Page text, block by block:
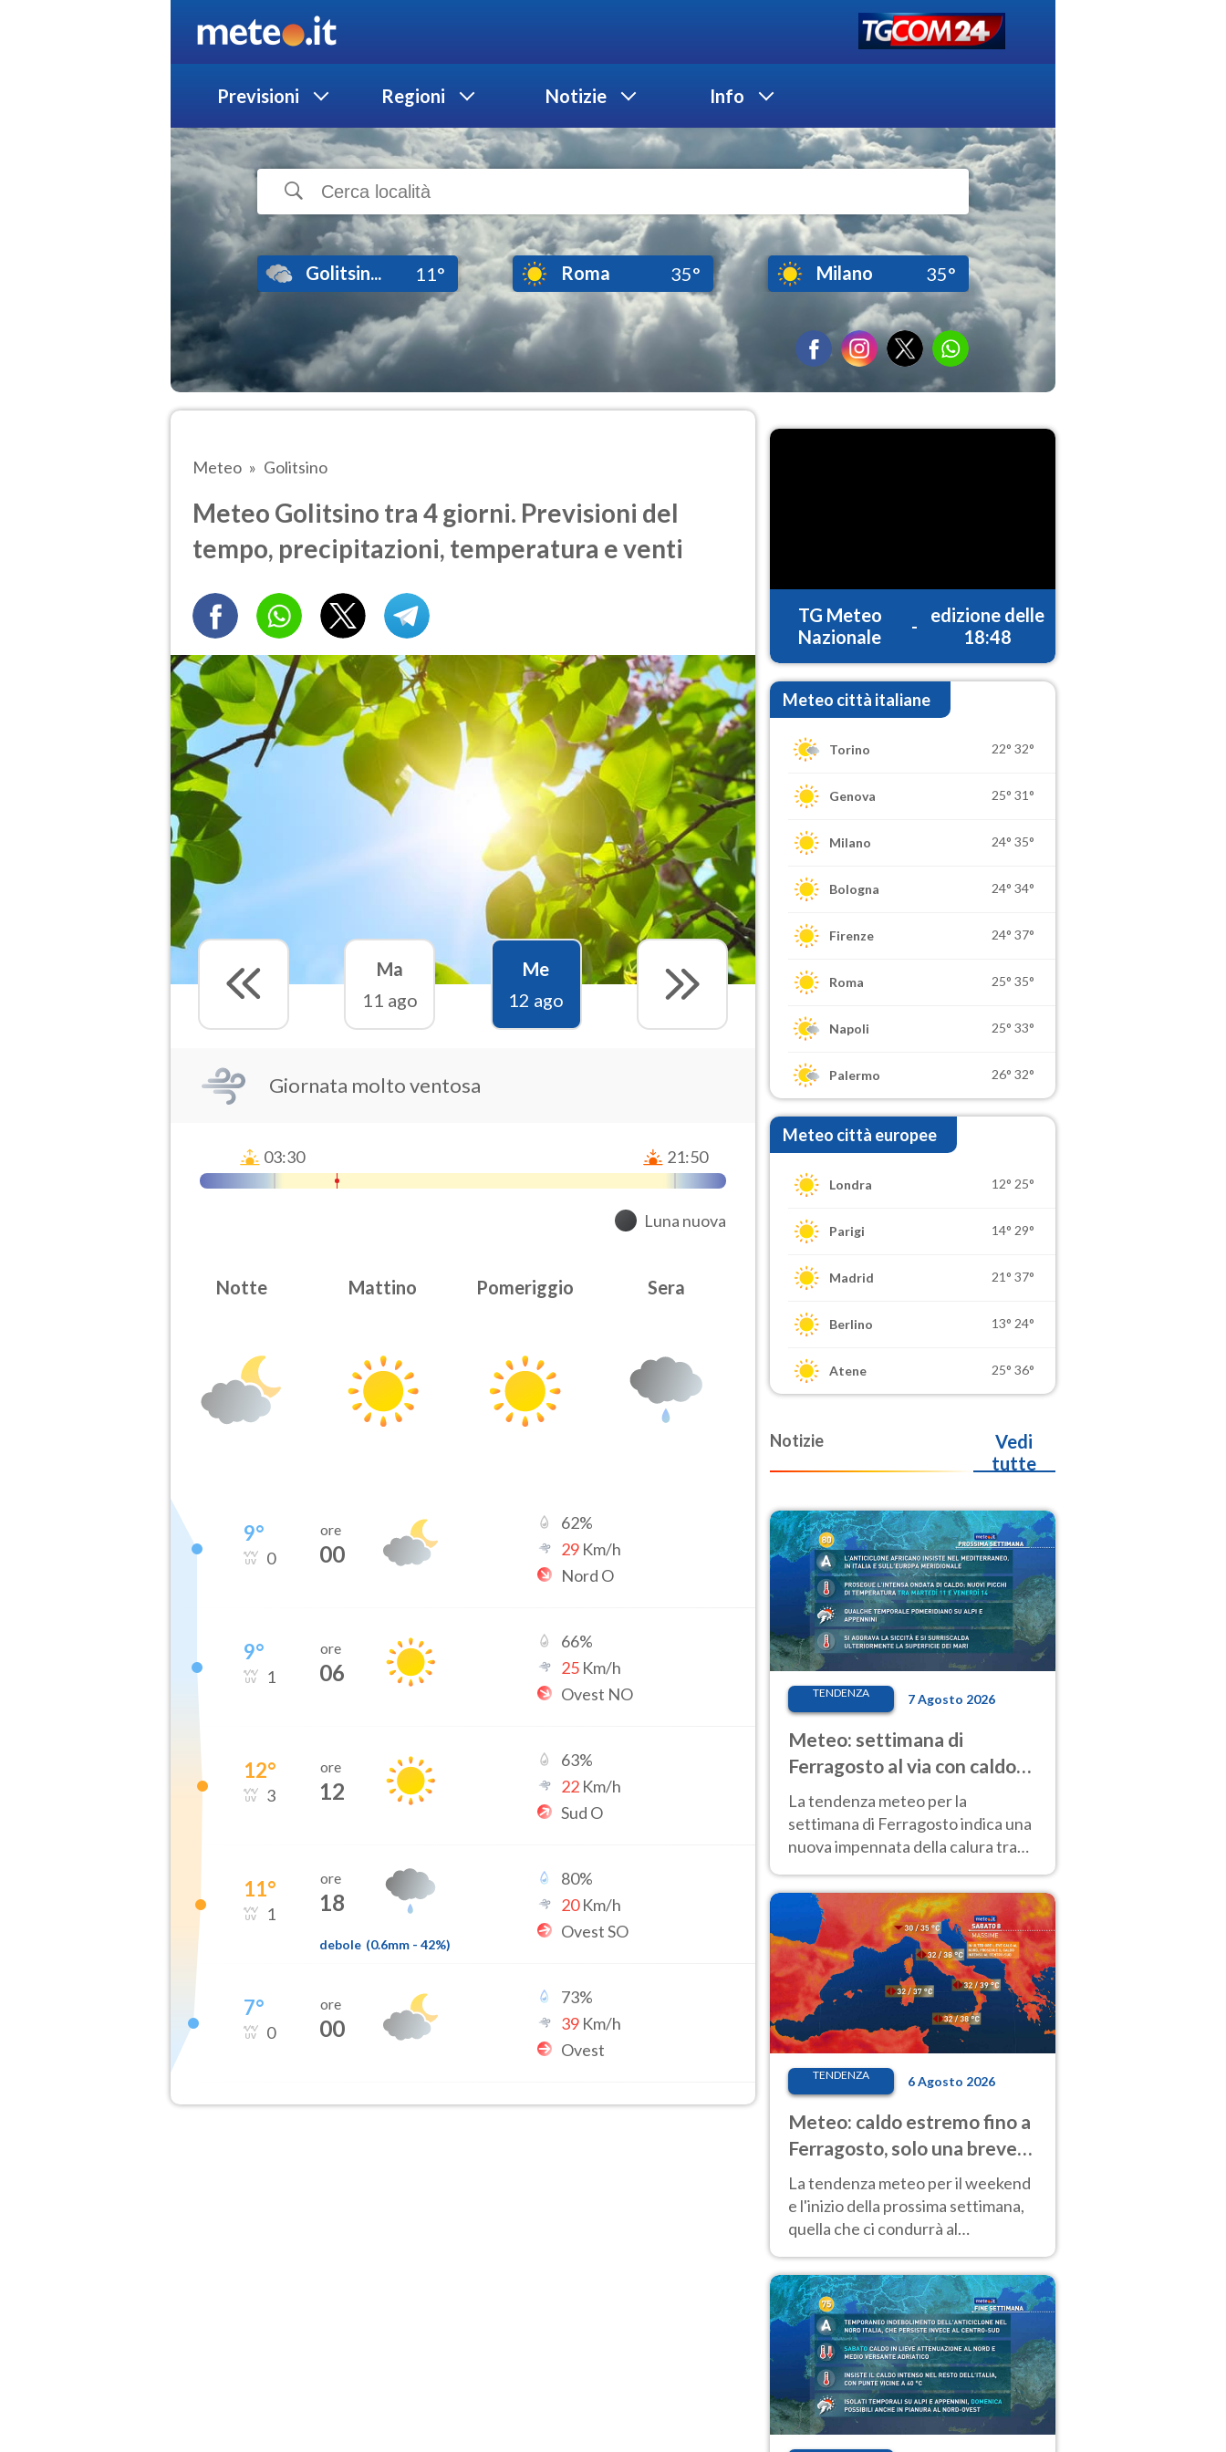
Previsioni Regioni Notizie Info
Golitsin... 11° Roma 35° Milano 35°
Meteo Golitsino
Meteo Golitsino tra 4 giorni. Previsioni del
tempo, precipitazioni, temperatura e venti
Ma
11 ago
Me
12 ago
Giornata molto ventosa
03:30 21:50
Luna nuova
Notte Mattino Pomeriggio Sera
9°
0
ore
00
62%
29 Km/h
Nord O
9°
1
ore
06
66%
25 Km/h
Ovest NO
12°
3
ore
12
63%
22 Km/h
Sud O
11°
1
ore
18
debole (0.6mm - 42%)
80%
20Km/h
Ovest SO
7°
0
ore
00
73%
39 Km/h
Ovest
TG Meteo
Nazionale
-
edizione delle
18:48
Meteo città italiane
Torino 22° 32°
Genova 25° 31°
Milano 24° 35°
Bologna 24° 34°
Firenze 24° 37°
Roma 25° 35°
Napoli 25° 33°
Palermo 26° 32°
Meteo città europee
Londra 12° 25°
Parigi 14° 29°
Madrid 21° 37°
Berlino 13° 24°
Atene 25° 36°
Notizie
Vedi
tutte
TENDENZA 7 Agosto 2026
Meteo: settimana di
Ferragosto al via con caldo
intenso e qualche temporale
La tendenza meteo per la
settimana di Ferragosto indica una
nuova impennata della calura tra
anche al Nord.
TENDENZA 6 Agosto 2026
Meteo: caldo estremo fino a
Ferragosto, solo una breve
pausa. Ecco dove
La tendenza meteo per il weekend
e l'inizio della prossima settimana,
quella che ci condurrà al
temperature molto elevate